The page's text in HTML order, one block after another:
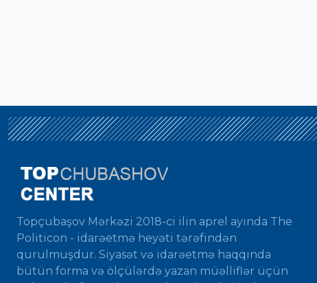
Topçubaşov Mərkəzi 2018-ci ilin aprel ayında The
Politicon - idarəetmə heyəti tərəfindən
qurulmuşdur. Siyasət və idarəetmə haqqında
bütün forma və ölçülərdə yazan müəlliflər üçün